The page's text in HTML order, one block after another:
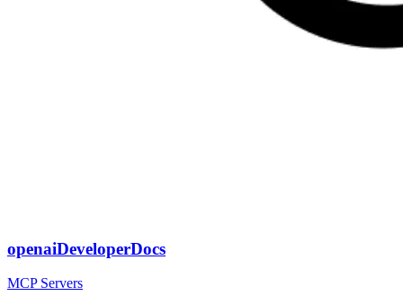
openaiDeveloperDocs
MCP Servers